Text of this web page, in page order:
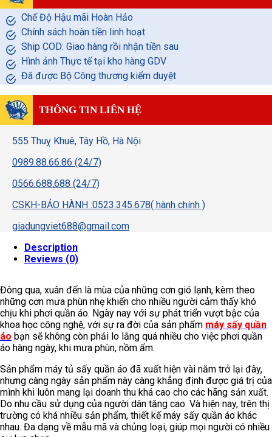
Chế Độ Hậu mãi Hoàn Hảo
Chính sách hoàn tiền linh hoạt
Ship COD: Giao hàng rồi nhận tiền sau
Hình ảnh Thực tế tại kho hàng GDV
Đã được Bộ Công thương kiểm duyệt
THÔNG TIN LIÊN HỆ
555 Thuỵ Khuê, Tây Hồ, Hà Nội
0989.88.66.86 (24/7)
0566.688.688 (24/7)
CSKH-BẢO HÀNH :0523.345.678( hành chính )
giadungviet688@gmail.com
Description
Reviews (0)
Đông qua, xuân đến là mùa của những cơn gió lạnh, kèm theo
những cơn mưa phùn nhẹ khiến cho nhiều người cảm thấy khó
chịu khi phơi quần áo. Ngày nay với sự phát triển vượt bậc của
khoa học công nghệ, với sự ra đời của sản phẩm máy sấy quần
áo bạn sẽ không còn phải lo lắng quá nhiều cho việc phơi quần
áo hàng ngày, khi mưa phùn, nồm ẩm.
Sản phẩm máy tủ sấy quần áo đã xuất hiện vài năm trở lại đây,
nhưng càng ngày sản phẩm này càng khẳng định được giá trị của
mình khi luôn mang lại doanh thu khá cao cho các hãng sản xuất.
Do nhu cầu sử dụng của người dân tăng cao. Và hiện nay, trên thị
trường có khá nhiều sản phẩm, thiết kế máy sấy quần áo khác
nhau. Đa dạng về mẫu mã và chủng loại, giúp mọi người có nhiều